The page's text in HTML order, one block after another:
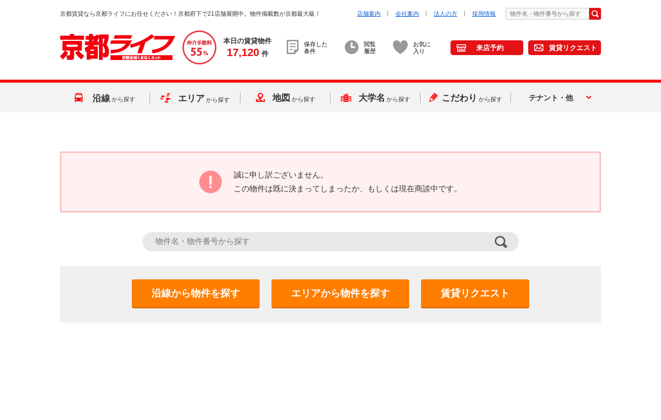
京都賃貸なら京都ライフにお任せください！京都府下で21店舗展開中。物件掲載数が京都最大級！ 店舗案内 会社案内 法人の方 採用情報
本日の賃貸物件
17,120 件
保存した
条件
閲覧
履歴
お気に
入り
来店予約 賃貸リクエスト
沿線 から探す エリア から探す 地図 から探す 大学名 から探す こだわり から探す テナント・他
誠に申し訳ございません。
この物件は既に決まってしまったか、もしくは現在商談中です。
沿線から物件を探す エリアから物件を探す 賃貸リクエスト